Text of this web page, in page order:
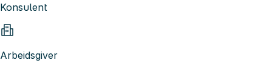
Konsulent
Arbeidsgiver